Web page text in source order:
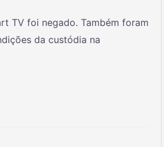
TV foi negado. Também foram
da custódia na